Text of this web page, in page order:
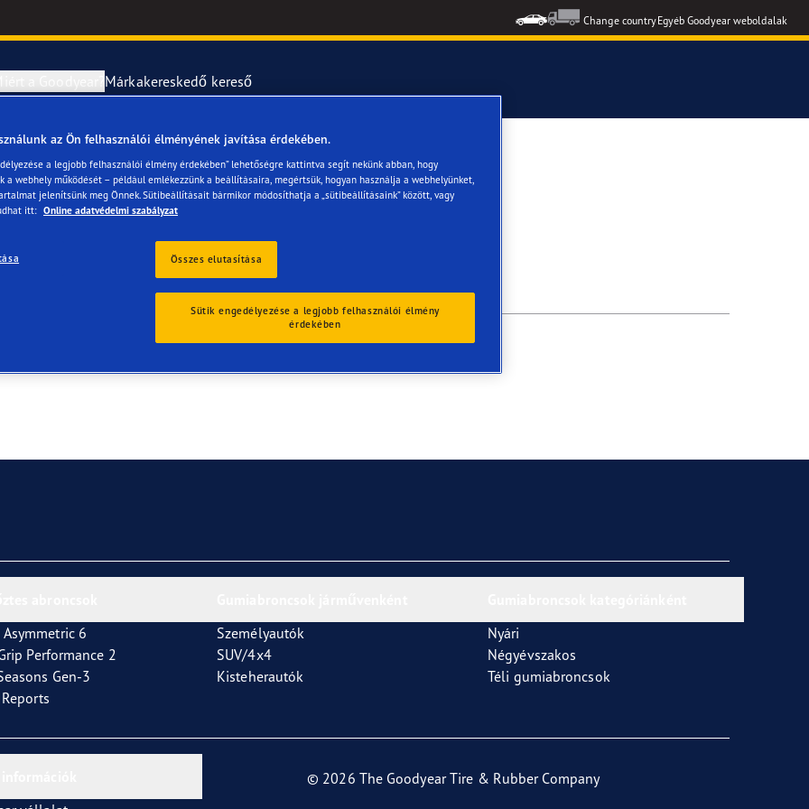
Change countryEgyéb Goodyear weboldalak
szerelése és cseréje
tudnivalók
RACING
F1 SuperSport
UltraGrip Performance 3
Márkakereskedő kereső
Asymmetric 6
Performance 2
Gen-3
Személyautók
SUV/4x4
Kisteherautók
Nyári
Négyévszakos
Téli gumiabroncsok
© 2026 The Goodyear Tire & Rubber Company
az Ön felhasználói élményének javítása érdekében.
a legjobb felhasználói élmény érdekében” lehetőségre kattintva segít nekünk abban, hogy
a webhely működését – például emlékezzünk a beállításaira, megértsük, hogyan használja a webhelyünket,
jelenítsünk meg Önnek. Sütibeállításait bármikor módosíthatja a „sütibeállításaink” között, vagy
itt: Online adatvédelmi szabályzat
Összes elutasítása
Sütik engedélyezése a legjobb felhasználói élmény
érdekében